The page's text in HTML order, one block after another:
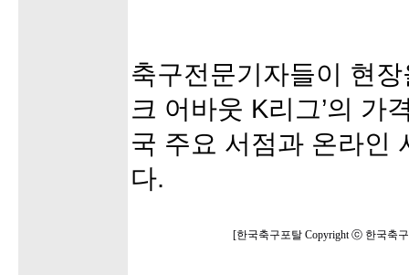
축구전문기자들이 현
크 어바웃 K리그’의 가
국 주요 서점과 온라인
다.
[한국축구포탈 Copyright ⓒ 한국축